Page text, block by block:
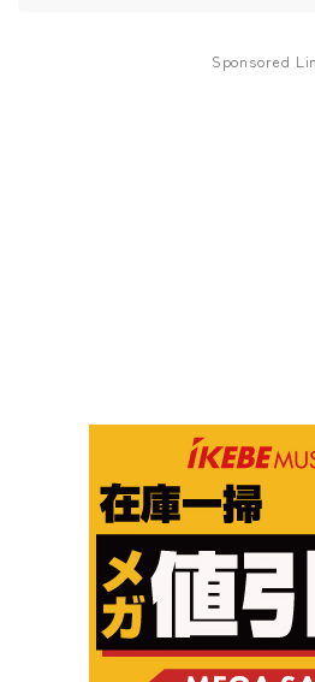
Sponsored